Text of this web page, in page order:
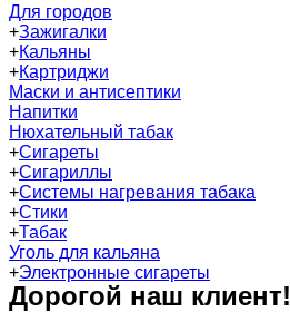
Для городов
+Зажигалки
+Кальяны
+Картриджи
Маски и антисептики
Напитки
Нюхательный табак
+Сигареты
+Сигариллы
+Системы нагревания табака
+Стики
+Табак
Уголь для кальяна
+Электронные сигареты
Дорогой наш клиент!